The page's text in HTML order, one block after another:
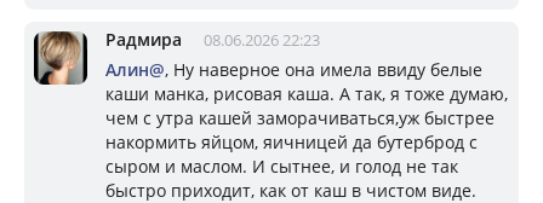
Радмира 08.06.2026 22:23
Алин@, Ну наверное она имела ввиду белые
каши манка, рисовая каша. А так, я тоже думаю,
чем с утра кашей заморачиваться,уж быстрее
накормить яйцом, яичницей да бутерброд с
сыром и маслом. И сытнее, и голод не так
быстро приходит, как от каш в чистом виде.